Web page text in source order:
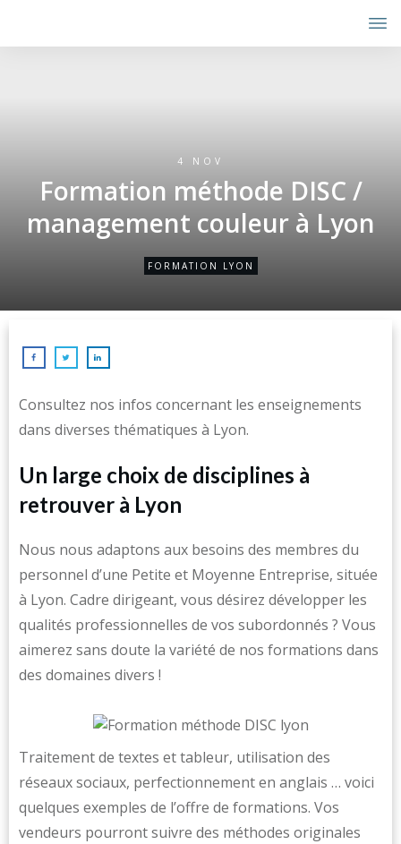
4 NOV
Formation méthode DISC /
management couleur à Lyon
FORMATION LYON
Consultez nos infos concernant les enseignements
dans diverses thématiques à Lyon.
Un large choix de disciplines à
retrouver à Lyon
Nous nous adaptons aux besoins des membres du
personnel d’une Petite et Moyenne Entreprise, située
à Lyon. Cadre dirigeant, vous désirez développer les
qualités professionnelles de vos subordonnés ? Vous
aimerez sans doute la variété de nos formations dans
des domaines divers !
Traitement de textes et tableur, utilisation des
réseaux sociaux, perfectionnement en anglais … voici
quelques exemples de l’offre de formations. Vos
vendeurs pourront suivre des méthodes originales